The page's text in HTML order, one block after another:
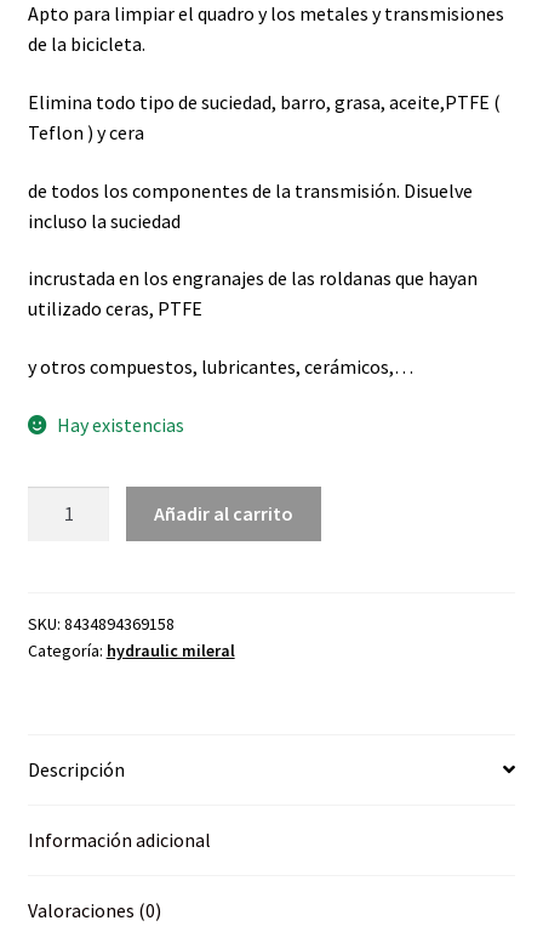
Apto para limpiar el quadro y los metales y transmisiones
de la bicicleta.
Elimina todo tipo de suciedad, barro, grasa, aceite,PTFE (
Teflon ) y cera
de todos los componentes de la transmisión. Disuelve
incluso la suciedad
incrustada en los engranajes de las roldanas que hayan
utilizado ceras, PTFE
y otros compuestos, lubricantes, cerámicos,…
Hay existencias
cantidad
Añadir al carrito
SKU: 8434894369158
Categoría: hydraulic mileral
Descripción
Información adicional
Valoraciones (0)